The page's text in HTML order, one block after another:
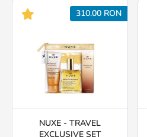
310.00 RON
NUXE - TRAVEL
EXCLUSIVE SET